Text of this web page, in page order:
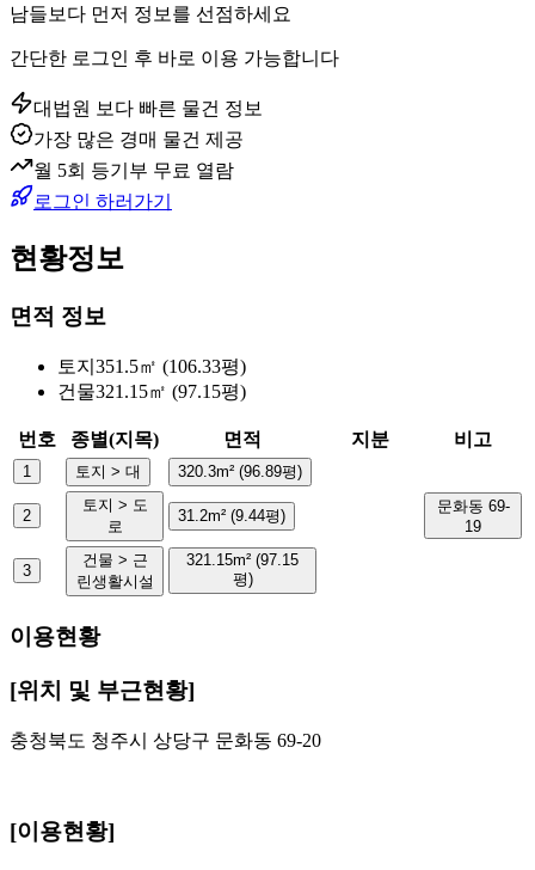
남들보다 먼저 정보를 선점하세요
간단한 로그인 후 바로 이용 가능합니다
대법원 보다 빠른 물건 정보
가장 많은 경매 물건 제공
월 5회 등기부 무료 열람
로그인 하러가기
현황정보
면적 정보
토지 351.5㎡ (106.33평)
건물321.15㎡ (97.15평)
번호 종별(지목) 면적 지분 비고
1 토지 > 대 320.3m² (96.89평)
2
토지 > 도
로
31.2m² (9.44평)
문화동 69-
19
3
건물 > 근
린생활시설
321.15m² (97.15
평)
이용현황
[위치 및 부근현황]
충청북도 청주시 상당구 문화동 69-20
[이용현황]